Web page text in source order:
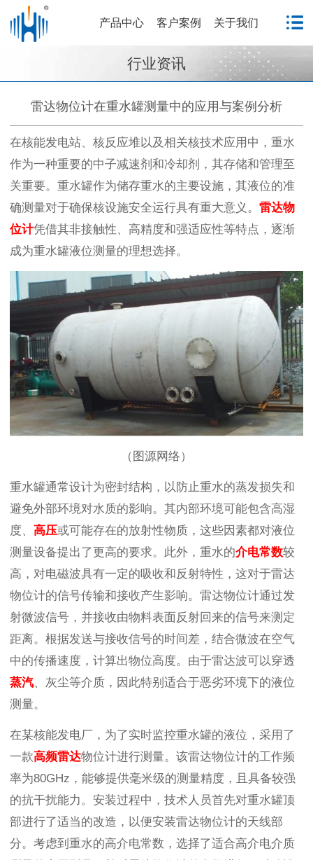
产品中心 客户案例 关于我们
行业资讯
雷达物位计在重水罐测量中的应用与案例分析
在核能发电站、核反应堆以及相关核技术应用中，重水
作为一种重要的中子减速剂和冷却剂，其存储和管理至
关重要。重水罐作为储存重水的主要设施，其液位的准
确测量对于确保核设施安全运行具有重大意义。 雷达物
位计凭借其非接触性、高精度和强适应性等特点，逐渐
成为重水罐液位测量的理想选择。
（图源网络）
重水罐通常设计为密封结构，以防止重水的蒸发损失和
避免外部环境对水质的影响。其内部环境可能包含高湿
度、 高压或可能存在的放射性物质，这些因素都对液位
测量设备提出了更高的要求。此外，重水的介电常数较
高，对电磁波具有一定的吸收和反射特性，这对于雷达
物位计的信号传输和接收产生影响。雷达物位计通过发
射微波信号，并接收由物料表面反射回来的信号来测定
距离。根据发送与接收信号的时间差，结合微波在空气
中的传播速度，计算出物位高度。由于雷达波可以穿透
蒸汽、灰尘等介质，因此特别适合于恶劣环境下的液位
测量。
在某核能发电厂，为了实时监控重水罐的液位，采用了
一款高频雷达物位计进行测量。该雷达物位计的工作频
率为80GHz，能够提供毫米级的测量精度，且具备较强
的抗干扰能力。安装过程中，技术人员首先对重水罐顶
部进行了适当的改造，以便安装雷达物位计的天线部
分。考虑到重水的高介电常数，选择了适合高介电介质